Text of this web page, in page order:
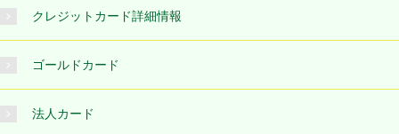
クレジットカード詳細情報
ゴールドカード
法人カード